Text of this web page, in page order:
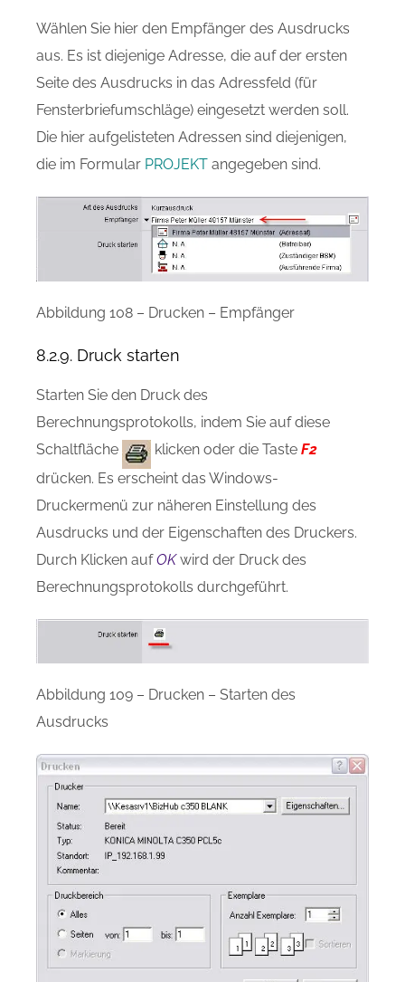
Wählen Sie hier den Empfänger des Ausdrucks
aus. Es ist diejenige Adresse, die auf der ersten
Seite des Ausdrucks in das Adressfeld (für
Fensterbriefumschläge) eingesetzt werden soll.
Die hier aufgelisteten Adressen sind diejenigen,
die im Formular PROJEKT angegeben sind.
Abbildung 108 – Drucken – Empfänger
8.2.9. Druck starten
Starten Sie den Druck des
Berechnungsprotokolls, indem Sie auf diese
Schaltfläche
klicken oder die Taste F2
drücken. Es erscheint das Windows-
Druckermenü zur näheren Einstellung des
Ausdrucks und der Eigenschaften des Druckers.
Durch Klicken aufOKwird der Druck des
Berechnungsprotokolls durchgeführt.
Abbildung 109 – Drucken – Starten des
Ausdrucks